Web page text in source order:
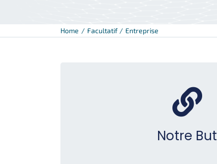
Home Facultatif Entreprise
Notre But